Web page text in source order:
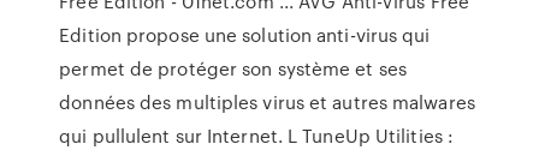
Edition propose une solution anti-virus qui
permet de protéger son système et ses
données des multiples virus et autres malwares
qui pullulent sur Internet. L TuneUp Utilities :